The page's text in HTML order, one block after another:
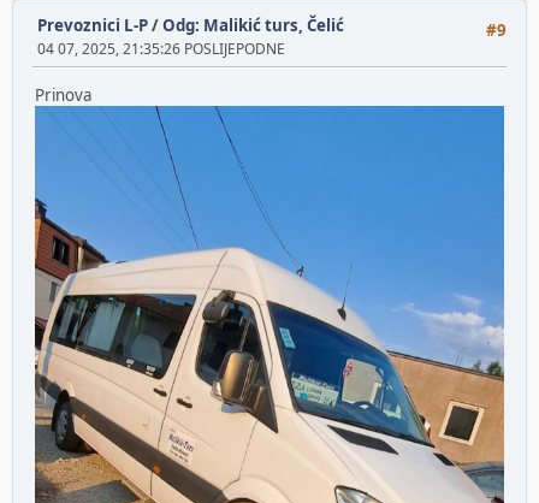
#9
Prevoznici L-P/Odg: Malikić turs, Čelić
04 07, 2025, 21:35:26 POSLIJEPODNE
Prinova